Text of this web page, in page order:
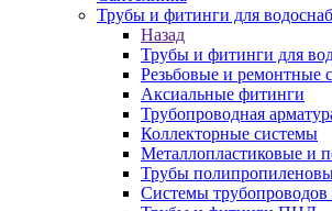
Трубы и фитинги для
Назад
Трубы и фитинги для
Резьбовые и ремонтные
Аксиальные фитинги
Трубопроводная
Коллекторные системы
Металлопластиковые и
Трубы
Системы